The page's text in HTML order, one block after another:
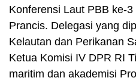
Konferensi Laut PBB ke-
Prancis. Delegasi yang
Kelautan dan Perikanan
Ketua Komisi IV DPR RI
maritim dan akademisi